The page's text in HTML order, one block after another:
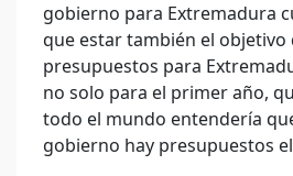
gobierno para Extremadura
que estar también el objetivo
presupuestos para
no solo para el primer año,
todo el mundo entendería
gobierno hay presupuestos